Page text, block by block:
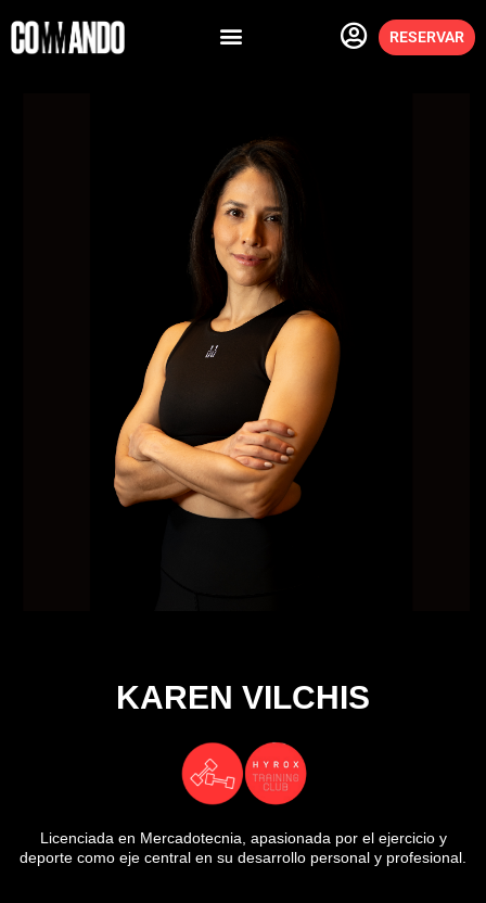
RESERVAR
KAREN VILCHIS
Licenciada en Mercadotecnia, apasionada por el ejercicio y
deporte como eje central en su desarrollo personal y profesional.